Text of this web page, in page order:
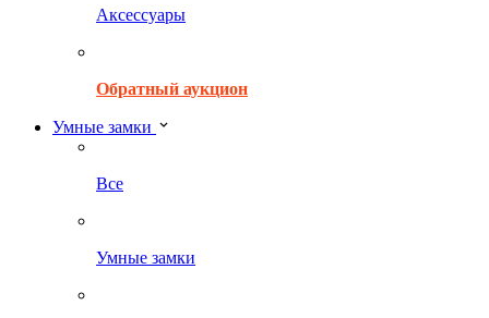
Аксессуары
Обратный аукцион
Умные замки
Все
Умные замки